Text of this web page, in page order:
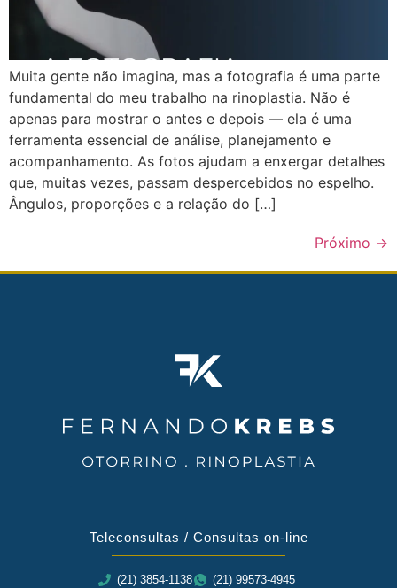
Muita gente não imagina, mas a fotografia é uma parte
fundamental do meu trabalho na rinoplastia. Não é
apenas para mostrar o antes e depois — ela é uma
ferramenta essencial de análise, planejamento e
acompanhamento. As fotos ajudam a enxergar detalhes
que, muitas vezes, passam despercebidos no espelho.
Ângulos, proporções e a relação do […]
Próximo →
Teleconsultas / Consultas on-line
(21) 3854-1138 (21) 99573-4945